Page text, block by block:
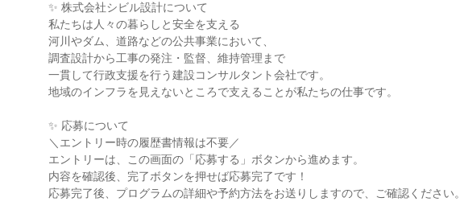
✨ 株式会社シビル設計について
私たちは人々の暮らしと安全を支える
河川やダム、道路などの公共事業において、
調査設計から工事の発注・監督、維持管理まで
一貫して行政支援を行う建設コンサルタント会社です。
地域のインフラを見えないところで支えることが私たちの仕事です。
✨ 応募について
＼エントリー時の履歴書情報は不要／
エントリーは、この画面の「応募する」ボタンから進めます。
内容を確認後、完了ボタンを押せば応募完了です！
応募完了後、プログラムの詳細や予約方法をお送りしますので、ご確認ください。